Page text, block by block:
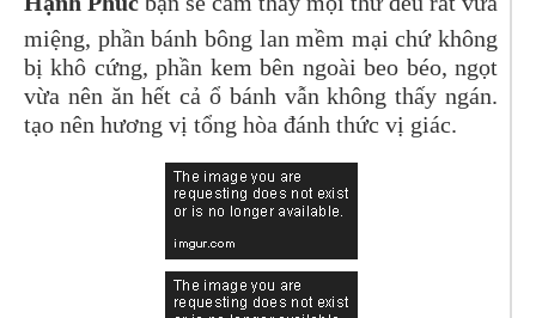
miệng, phần bánh bông lan mềm mại chứ không
bị khô cứng, phần kem bên ngoài beo béo, ngọt
vừa nên ăn hết cả ổ bánh vẫn không thấy ngán.
tạo nên hương vị tổng hòa đánh thức vị giác.